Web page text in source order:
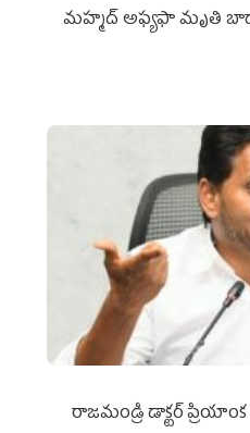
మహ్మద్‌ అఫ్యఫా మృతి
రాజమండ్రి డాక్టర్‌